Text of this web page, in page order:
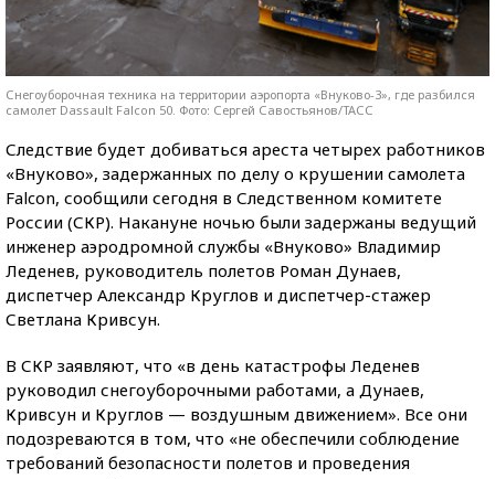
Снегоуборочная техника на территории аэропорта «Внуково-3», где разбился
самолет Dassault Falcon 50. Фото: Сергей Савостьянов/ТАСС
Следствие будет добиваться ареста четырех работников
«Внуково», задержанных по делу о крушении самолета
Falcon, сообщили сегодня в Следственном комитете
России (СКР). Накануне ночью были задержаны ведущий
инженер аэродромной службы «Внуково» Владимир
Леденев, руководитель полетов Роман Дунаев,
диспетчер Александр Круглов и диспетчер-стажер
Светлана Кривсун.
В СКР заявляют, что «в день катастрофы Леденев
руководил снегоуборочными работами, а Дунаев,
Кривсун и Круглов — воздушным движением». Все они
подозреваются в том, что «не обеспечили соблюдение
требований безопасности полетов и проведения